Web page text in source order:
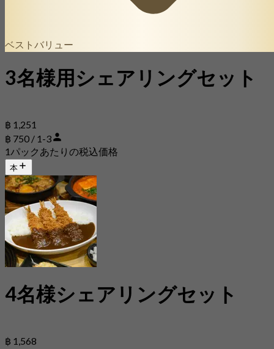
ベストバリュー
3名様用シェアリングセット
฿ 1,251
฿ 750 / 1-3
1パックあたりの税込価格
本
4名様シェアリングセット
฿ 1,568